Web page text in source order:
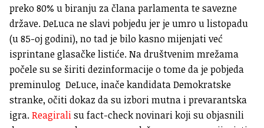
preko 80% u biranju za člana parlamenta te savezne
države. DeLuca ne slavi pobjedu jer je umro u listopadu
(u 85-oj godini), no tad je bilo kasno mijenjati već
isprintane glasačke listiće. Na društvenim mrežama
počele su se širiti dezinformacije o tome da je pobjeda
preminulog DeLuce, inače kandidata Demokratske
stranke, očiti dokaz da su izbori mutna i prevarantska
igra.Reagiralisu fact-check novinari koji su objasnili